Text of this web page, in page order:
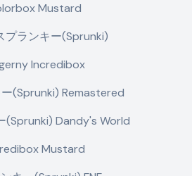
Mustard
プランキー(Sprunki)
Incredibox
(Sprunki) Remastered
(Sprunki) Dandy's World
Mustard